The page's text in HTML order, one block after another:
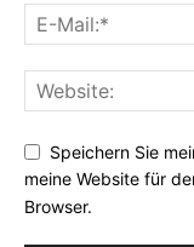
Speichern Sie
meine Website für
Browser.